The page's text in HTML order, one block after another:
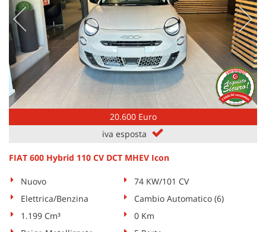
20.600 Euro
iva esposta
FIAT 600 Hybrid 110 CV DCT MHEV Icon
Nuovo
74 KW/101 CV
Elettrica/Benzina
Cambio Automatico (6)
1.199 Cm³
0 Km